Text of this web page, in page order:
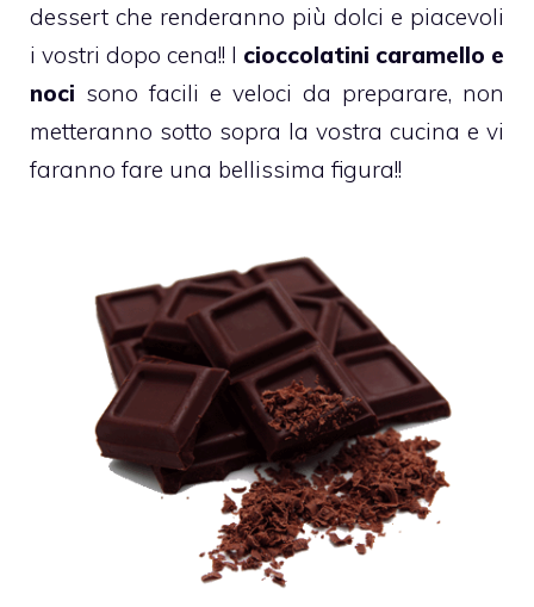
dessert che renderanno più dolci e piacevoli
i vostri dopo cena!! I cioccolatini caramello e
noci sono facili e veloci da preparare, non
metteranno sotto sopra la vostra cucina e vi
faranno fare una bellissima figura!!